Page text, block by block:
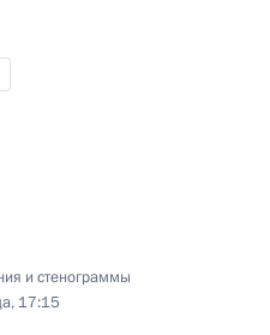
и стенограммы
17:15